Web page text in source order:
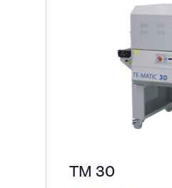
TM 30